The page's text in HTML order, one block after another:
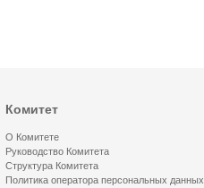
Комитет
О Комитете
Руководство Комитета
Структура Комитета
Политика оператора персональных данных